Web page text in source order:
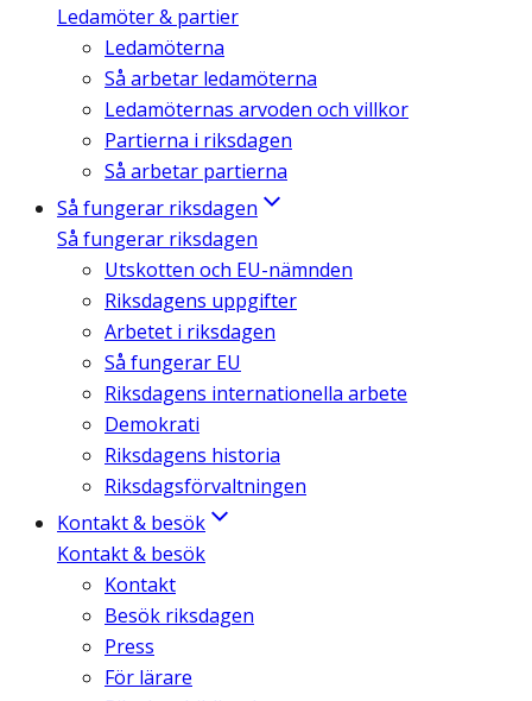
Ledamöter & partier
Ledamöterna
Så arbetar ledamöterna
Ledamöternas arvoden och villkor
Partierna i riksdagen
Så arbetar partierna
Så fungerar riksdagen
Så fungerar riksdagen
Utskotten och EU-nämnden
Riksdagens uppgifter
Arbetet i riksdagen
Så fungerar EU
Riksdagens internationella arbete
Demokrati
Riksdagens historia
Riksdagsförvaltningen
Kontakt & besök
Kontakt & besök
Kontakt
Besök riksdagen
Press
För lärare